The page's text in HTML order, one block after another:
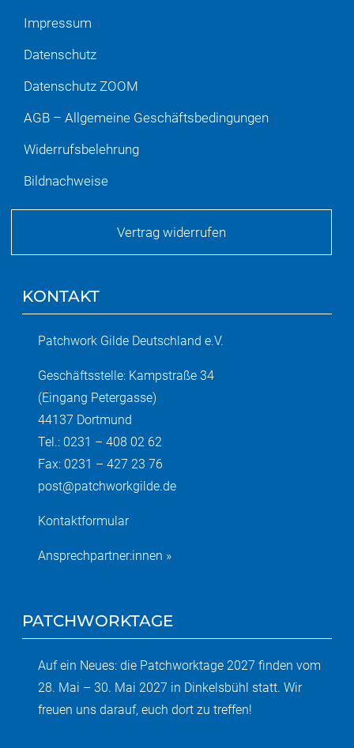
Impressum
Datenschutz
Datenschutz ZOOM
AGB – Allgemeine Geschäftsbedingungen
Widerrufsbelehrung
Bildnachweise
Vertrag widerrufen
KONTAKT
Patchwork Gilde Deutschland e.V.
Geschäftsstelle: Kampstraße 34
(Eingang Petergasse)
44137 Dortmund
Tel.: 0231 – 408 02 62
Fax: 0231 – 427 23 76
post@patchworkgilde.de
Kontaktformular
Ansprechpartner:innen »
PATCHWORKTAGE
Auf ein Neues: die Patchworktage 2027 finden vom
28. Mai – 30. Mai 2027 in Dinkelsbühl statt. Wir
freuen uns darauf, euch dort zu treffen!